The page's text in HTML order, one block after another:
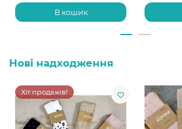
В кошик
Нові надходження
Хіт продажів!